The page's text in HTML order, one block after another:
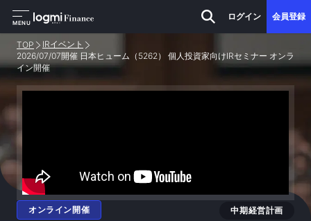
MENU
ログイン 会員登録
TOP
IRイベント
2026/07/07開催 日本ヒューム（5262） 個人投資家向けIRセミナー オンラ
イン開催
オンライン開催 中期経営計画